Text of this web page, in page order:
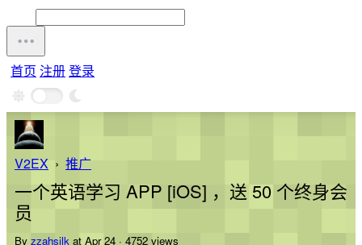
首页 注册登录
V2EX › 推广
一个英语学习 APP [iOS] ，送 50 个终身会
员
By zzahsjlk at Apr 24 · 4752 views